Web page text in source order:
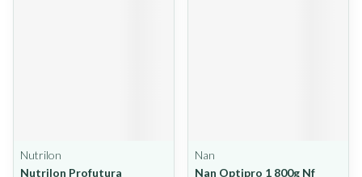
Nutrilon
Nutrilon Profutura
Nan
Nan Optipro 1 800g Nf